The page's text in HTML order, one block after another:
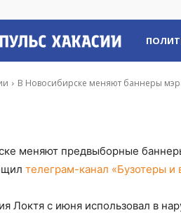
Пульс
Хакасии
В Новосибирске меняют баннеры
меняют предвыборные
телеграм-канал «Бузотеры и
Локтя с июня использовал в